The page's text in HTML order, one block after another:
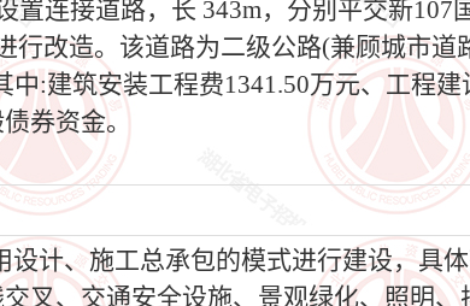
置连接道路，长 343m，分别平交新
行改造。该道路为二级公路(兼顾城市道
中:建筑安装工程费1341.50万元、工程
券资金。
设计、施工总承包的模式进行建设，具
叉、交通安全设施、景观绿化、照明